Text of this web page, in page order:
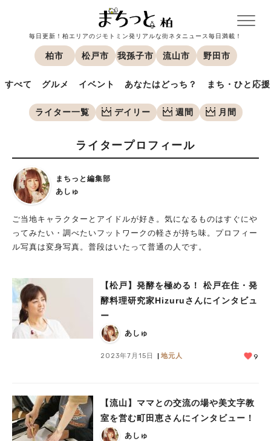
毎日更新！柏エリアのジモトミン発リアルな街ネタニュース毎日満載！
柏市 松戸市 我孫子市 流山市 野田市
すべて グルメ イベント あなたはどっち？ まち・ひと応援
ライター一覧 デイリー 週間 月間
ライタープロフィール
まちっと編集部
あしゅ
ご当地キャラクターとアイドルが好き。気になるものはすぐにや
ってみたい・調べたいフットワークの軽さが持ち味。プロフィー
ル写真は変身写真。普段はいたって普通の人です。
【松戸】発酵を極める！ 松戸在住・発
酵料理研究家Hizuruさんにインタビュ
ー
あしゅ
2023年7月15日 地元人 9
【流山】ママとの交流の場や美文字教
室を営む町田恵さんにインタビュー！
あしゅ